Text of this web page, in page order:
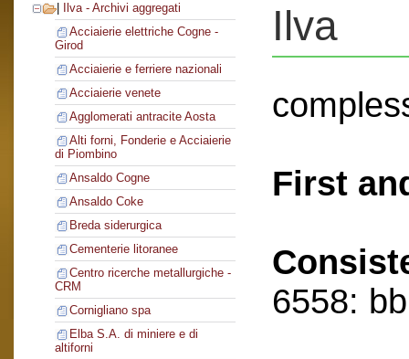
Ilva - Archivi aggregati
Acciaierie elettriche Cogne -
Girod
Acciaierie e ferriere nazionali
Acciaierie venete
Agglomerati antracite Aosta
Alti forni, Fonderie e Acciaierie
di Piombino
Ansaldo Cogne
Ansaldo Coke
Breda siderurgica
Cementerie litoranee
Centro ricerche metallurgiche -
CRM
Cornigliano spa
Elba S.A. di miniere e di
altiforni
Ilva
First
6558: